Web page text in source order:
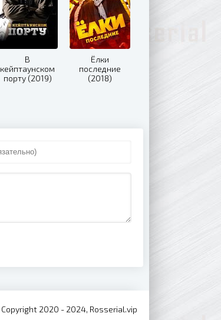
В
кейптаунском
порту (2019)
Ёлки
последние
(2018)
Copyright 2020 - 2024, Rosserial.vip